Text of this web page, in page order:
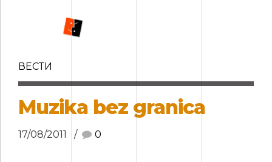
ВЕСТИ
Muzika bez granica
17/08/2011 0